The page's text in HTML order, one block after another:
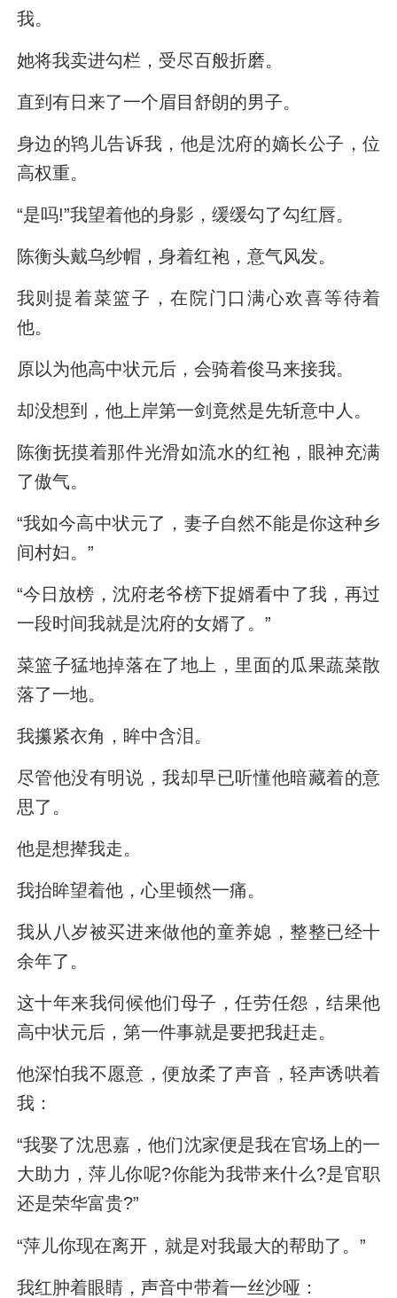
我。
她将我卖进勾栏，受尽百般折磨。
直到有日来了一个眉目舒朗的男子。
身边的鸨儿告诉我，他是沈府的嫡长公子，位
高权重。
“是吗!”我望着他的身影，缓缓勾了勾红唇。
陈衡头戴乌纱帽，身着红袍，意气风发。
我则提着菜篮子，在院门口满心欢喜等待着
他。
原以为他高中状元后，会骑着俊马来接我。
却没想到，他上岸第一剑竟然是先斩意中人。
陈衡抚摸着那件光滑如流水的红袍，眼神充满
了傲气。
“我如今高中状元了，妻子自然不能是你这种乡
间村妇。”
“今日放榜，沈府老爷榜下捉婿看中了我，再过
一段时间我就是沈府的女婿了。”
菜篮子猛地掉落在了地上，里面的瓜果蔬菜散
落了一地。
我攥紧衣角，眸中含泪。
尽管他没有明说，我却早已听懂他暗藏着的意
思了。
他是想撵我走。
我抬眸望着他，心里顿然一痛。
我从八岁被买进来做他的童养媳，整整已经十
余年了。
这十年来我伺候他们母子，任劳任怨，结果他
高中状元后，第一件事就是要把我赶走。
他深怕我不愿意，便放柔了声音，轻声诱哄着
我：
“我娶了沈思嘉，他们沈家便是我在官场上的一
大助力，萍儿你呢?你能为我带来什么?是官职
还是荣华富贵?”
“萍儿你现在离开，就是对我最大的帮助了。”
我红肿着眼睛，声音中带着一丝沙哑：